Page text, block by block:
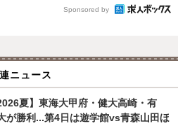
Sponsored by
ニュース
夏】東海大甲府・健大高崎・有
が勝利...第4日は遊学館vs青森山田ほ